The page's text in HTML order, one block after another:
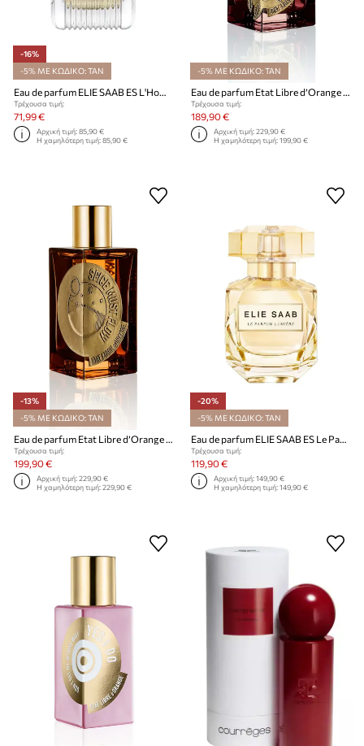
-16%
-5% ΜΕ ΚΩΔΙΚΟ: TAN
Eau de parfum ELIE SAAB ES L'Homme EDP 50ml
Τρέχουσα τιμή:
71,99 €
Αρχική τιμή:85,90 €
Η χαμηλότερη τιμή:85,90 €
-5% ΜΕ ΚΩΔΙΚΟ: TAN
Eau de parfum Etat Libre d’Orange EdP Nat. Spray 100 ml
Τρέχουσα τιμή:
189,90 €
Αρχική τιμή:229,90 €
Η χαμηλότερη τιμή:199,90 €
-13%
-5% ΜΕ ΚΩΔΙΚΟ: TAN
Eau de parfum Etat Libre d’Orange EdP Nat. Spray 100 ml
Τρέχουσα τιμή:
199,90 €
Αρχική τιμή:229,90 €
Η χαμηλότερη τιμή:229,90 €
-20%
-5% ΜΕ ΚΩΔΙΚΟ: TAN
Eau de parfum ELIE SAAB ES Le Parfum Lumiere EDP 90ml
Τρέχουσα τιμή:
119,90 €
Αρχική τιμή:149,90 €
Η χαμηλότερη τιμή:149,90 €